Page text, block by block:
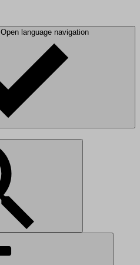
Open language navigation